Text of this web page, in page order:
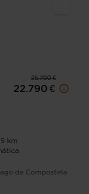
25.790 €
22.790 €
km
de Compostela